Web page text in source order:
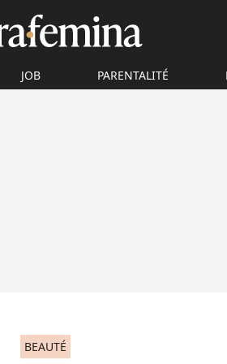
JOB PARENTALITÉ
BEAUTÉ